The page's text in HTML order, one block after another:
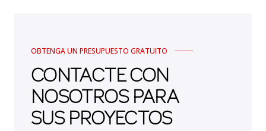
OBTENGA UN PRESUPUESTO GRATUITO
CONTACTE CON
NOSOTROS PARA
SUS PROYECTOS